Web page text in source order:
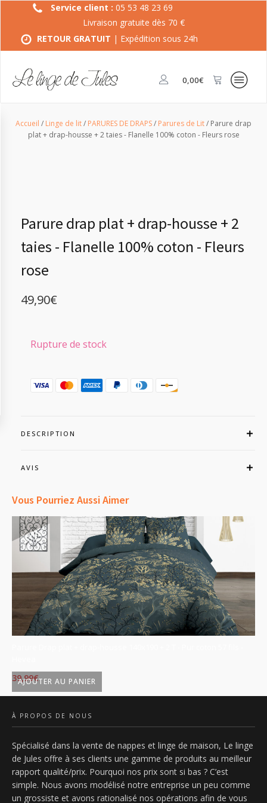
Service client : 05 53 48 23 69
Livraison gratuite dès 70 €
RETOUR GRATUIT | Expédition sous 24h
0,00€
Accueil / Linge de lit/ PARURES DE DRAPS/ Parures de Lit/ Parure drap
plat + drap-housse + 2 taies - Flanelle 100% coton - Fleurs rose
Parure drap plat + drap-housse + 2
taies - Flanelle 100% coton - Fleurs
rose
49,90€
Rupture de stock
DESCRIPTION
AVIS
Vous Pourriez Aussi Aimer
AJOUTER AU PANIER
39,99€
À PROPOS DE NOUS
Spécialisé dans la vente de nappes et linge de maison, Le linge
de Jules offre à ses clients une gamme de produits au meilleur
rapport qualité/prix. Pourquoi nos prix sont si bas ? C’est
simple. Nous avons modélisé notre entreprise un peu comme
un grossiste et avons rationalisé nos opérations afin de vous